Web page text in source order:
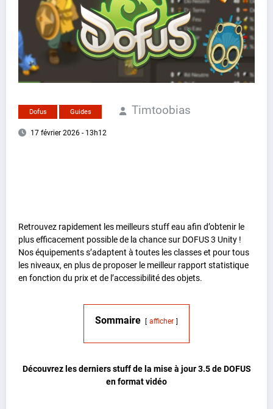
Dofus Guides Timtoobias
17 février 2026 - 13h12
Retrouvez rapidement les meilleurs stuff eau afin d’obtenir le
plus efficacement possible de la chance sur DOFUS 3 Unity !
Nos équipements s’adaptent à toutes les classes et pour tous
les niveaux, en plus de proposer le meilleur rapport statistique
en fonction du prix et de l’accessibilité des objets.
Sommaire afficher
Découvrez les derniers stuff de la mise à jour 3.5 de DOFUS
en format vidéo